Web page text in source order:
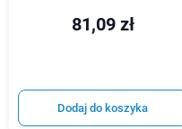
81,09 zł
Dodaj do koszyka